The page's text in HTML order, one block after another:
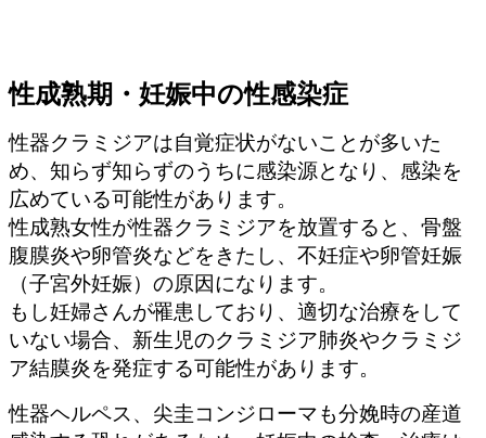
性成熟期・妊娠中の性感染症
性器クラミジアは自覚症状がないことが多いた
め、知らず知らずのうちに感染源となり、感染を
広めている可能性があります。
性成熟女性が性器クラミジアを放置すると、骨盤
腹膜炎や卵管炎などをきたし、不妊症や卵管妊娠
（子宮外妊娠）の原因になります。
もし妊婦さんが罹患しており、適切な治療をして
いない場合、新生児のクラミジア肺炎やクラミジ
ア結膜炎を発症する可能性があります。
性器ヘルペス、尖圭コンジローマも分娩時の産道